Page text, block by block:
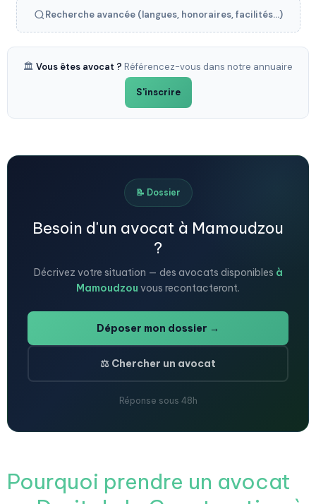
Recherche avancée (langues, honoraires, facilités...)
🏛️ Vous êtes avocat ? Référencez-vous dans notre annuaire
S'inscrire
📝 Dossier
Besoin d'un avocat à Mamoudzou
?
Décrivez votre situation — des avocats disponibles à
Mamoudzou vous recontacteront.
Déposer mon dossier →
⚖️ Chercher un avocat
Réponse sous 48h
Pourquoi prendre un avocat